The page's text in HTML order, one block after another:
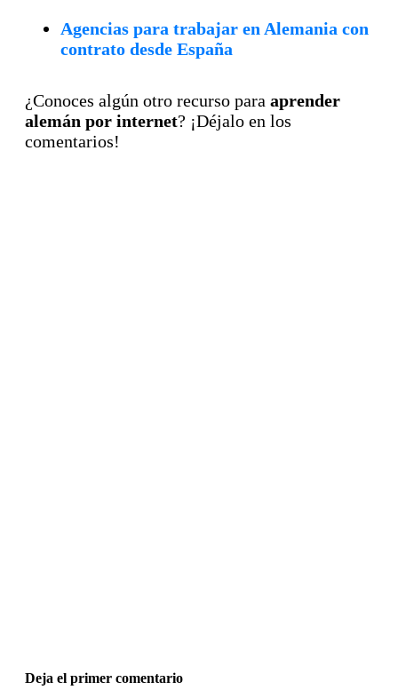
Agencias para trabajar en Alemania con
contrato desde España
¿Conoces algún otro recurso para aprender
alemán por internet? ¡Déjalo en los
comentarios!
Deja el primer comentario